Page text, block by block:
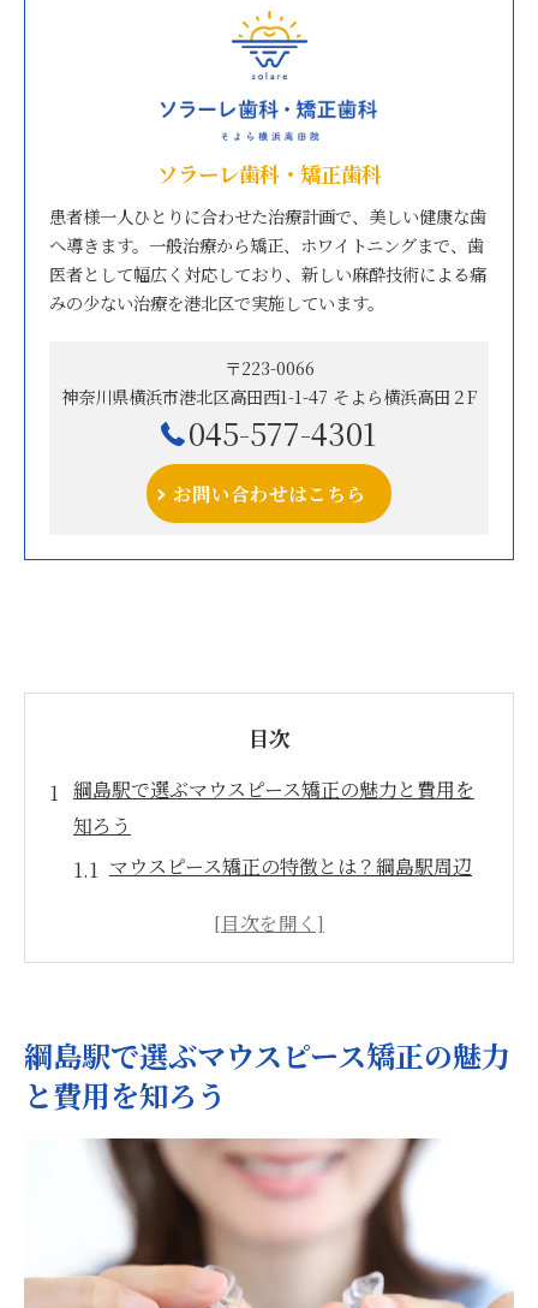
ソラーレ歯科・矯正歯科
患者様一人ひとりに合わせた治療計画で、美しい健康な歯
へ導きます。一般治療から矯正、ホワイトニングまで、歯
医者として幅広く対応しており、新しい麻酔技術による痛
みの少ない治療を港北区で実施しています。
〒223-0066
神奈川県横浜市港北区高田西1-1-47 そよら横浜高田２F
045-577-4301
お問い合わせはこちら
目次
綱島駅で選ぶマウスピース矯正の魅力と費用を
知ろう
マウスピース矯正の特徴とは？綱島駅周辺
予算に応じた綱島駅での矯正プランの選び
方
周囲の意見が支持する綱島駅での最適な矯
正方法
綱島駅周辺のクリニックで賢く選ぶポイン
ト
目立たない歯列矯正を綱島駅で始める！費用と
綱島駅で選ぶマウスピース矯正の魅力
と費用を知ろう